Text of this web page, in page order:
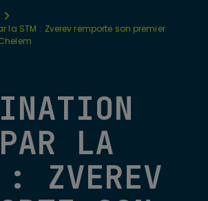
la STM : Zverev remporte son premier
LA
ZVEREV